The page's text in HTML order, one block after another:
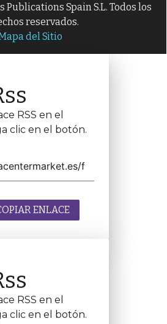
Publications Spain S.L. Todos los
reservados.
del Sitio
RSS en el
clic en el botón.
ENLACE
RSS en el
clic en el botón.